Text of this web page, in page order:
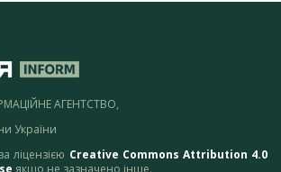
АГЕНТСТВО,
України
ліцензією Creative Commons Attribution 4.0
якщо не зазначено інше.